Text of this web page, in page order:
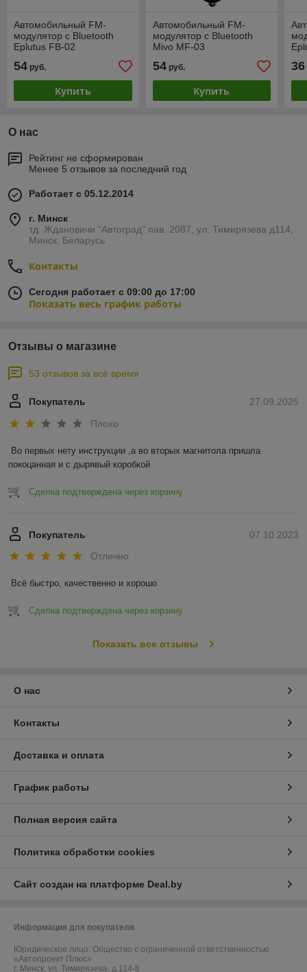
Автомобильный FM-
модулятор с Bluetooth
Eplutus FB-02
54 руб.
Купить
Автомобильный FM-
модулятор с Bluetooth
Mivo MF-03
54руб.
Купить
36
О нас
Рейтинг не сформирован
Менее 5 отзывов за последний год
Работает с 05.12.2014
г. Минск
тд. Ждановичи "Автоград" пав. 2087, ул. Тимирязева д114,
Минск, Беларусь
Контакты
Сегодня работает с 09:00 до 17:00
Показать весь график работы
Отзывы о магазине
53 отзывов за всё время
27.09.2025
Покупатель
Плохо
Во первых нету инструкции ,а во вторых магнитола пришла
покоцанная и с дырявый коробкой
Сделка подтверждена через корзину
07.10.2023
Покупатель
Отлично
Всё быстро, качественно и хорошо
Сделка подтверждена через корзину
Показать все отзывы
О нас
Контакты
Доставка и оплата
График работы
Полная версия сайта
Политика обработки cookies
Сайт создан на платформе Deal.by
Информация для покупателя
Юридическое лицо: Общество с ограниченной ответственностью
«Автопроект Плюс»
г. Минск, ул. Тимирязева, д.114-8